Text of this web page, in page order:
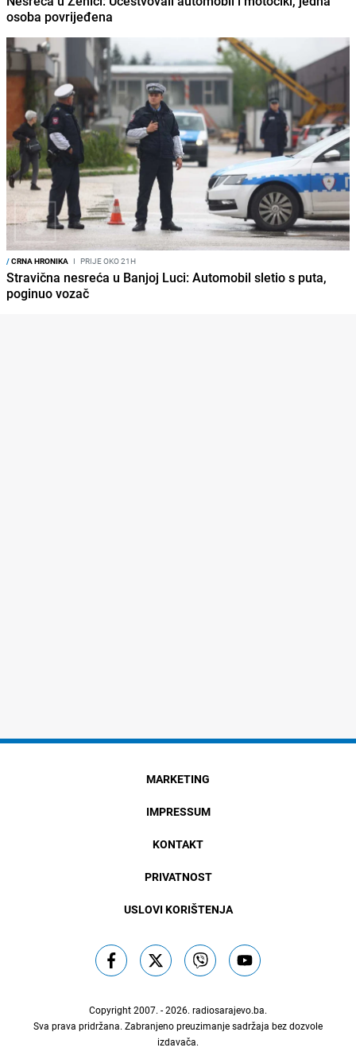
osoba povrijeđena
/CRNA HRONIKA I PRIJE OKO 21H
Stravična nesreća u Banjoj Luci: Automobil sletio s puta,
poginuo vozač
MARKETING
IMPRESSUM
KONTAKT
PRIVATNOST
USLOVI KORIŠTENJA
Copyright 2007. - 2026. radiosarajevo.ba.
Sva prava pridržana. Zabranjeno preuzimanje sadržaja bez dozvole
izdavača.